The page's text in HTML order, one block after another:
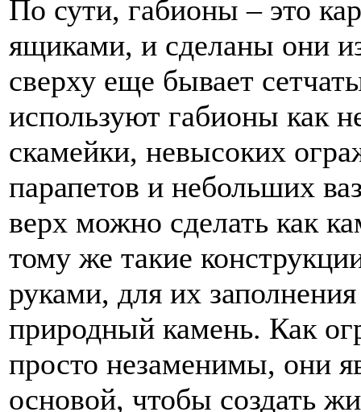
По сути, габионы – это
ящиками, и сделаны они
сверху еще бывает
используют габионы как
скамейки, невысоких
парапетов и небольших
верх можно сделать как
тому же такие
руками, для их
природный камень. Как
просто незаменимы, они
основой, чтобы создать